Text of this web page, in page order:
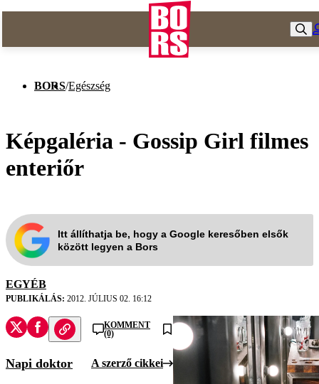
BORS/Egészség
Képgaléria - Gossip Girl filmes
enteriőr
Itt állíthatja be, hogy a Google keresőben elsők
között legyen a Bors
EGYÉB
PUBLIKÁLÁS: 2012. JÚLIUS 02. 16:12
KOMMENT
(0)
Napi doktor A szerző cikkei